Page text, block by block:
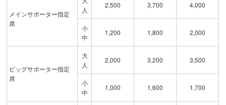
メインサポーター指定
席
人
2,500 3,700 4,000
小
中
1,200 1,800 2,000
ビッグサポーター指定
席
大
人
2,000 3,200 3,500
小
中
1,000 1,600 1,700